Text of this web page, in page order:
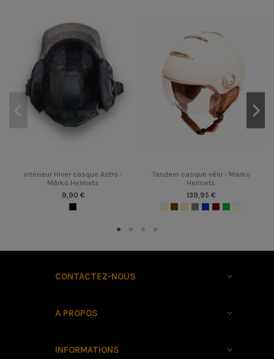
intérieur Hiver casque Astro -
Mârkö Helmets
9,90 €
Tandem casque vélo - Marko
Helmets
139,95 €
CONTACTEZ-NOUS
A PROPOS
INFORMATIONS